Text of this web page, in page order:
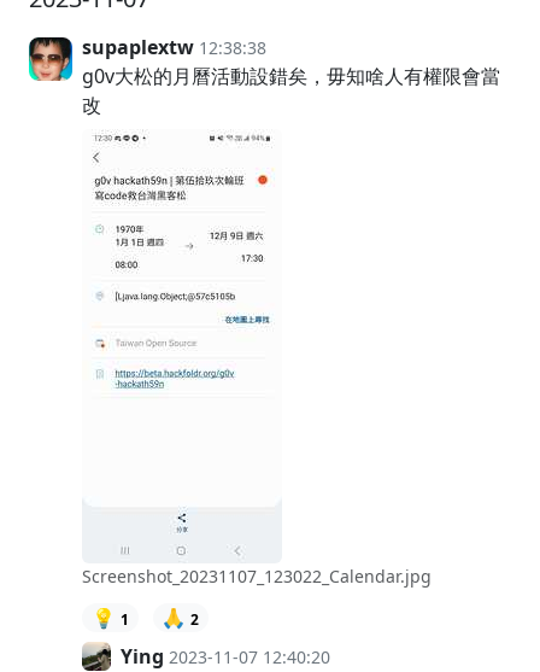
supaplextw 12:38:38
g0v大松的月曆活動設錯矣，毋知啥人有權限會當
改
Screenshot_20231107_123022_Calendar.jpg
💡 1 🙏 2
Ying 2023-11-07 12:40:20